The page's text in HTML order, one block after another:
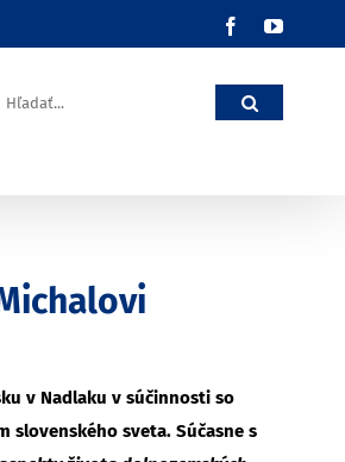
Facebook
v Nadlaku v súčinnosti so
slovenského sveta. Súčasne s